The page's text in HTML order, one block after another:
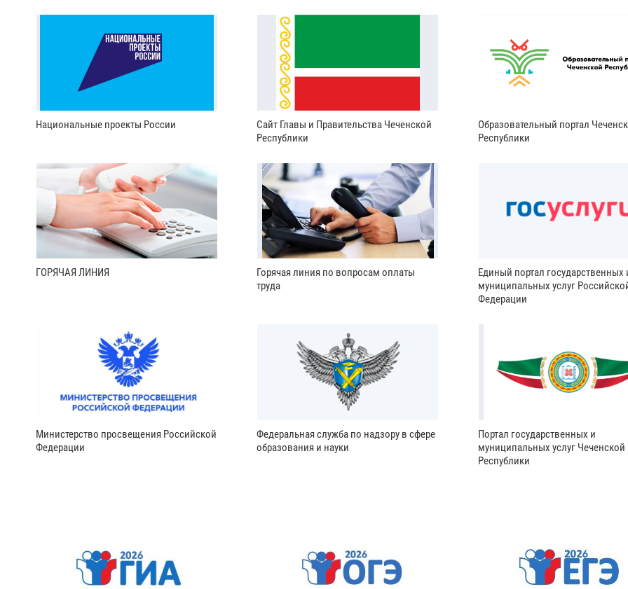
Национальные проекты России
Сайт Главы и Правительства Чеченской
Республики
Образовательный портал
Республики
ГОРЯЧАЯ ЛИНИЯ
Горячая линия по вопросам оплаты
труда
Единый портал государственных
муниципальных услуг
Федерации
Министерство просвещения Российской
Федерации
Федеральная служба по надзору в сфере
образования и науки
Портал государственных и
муниципальных услуг Чеченской
Республики